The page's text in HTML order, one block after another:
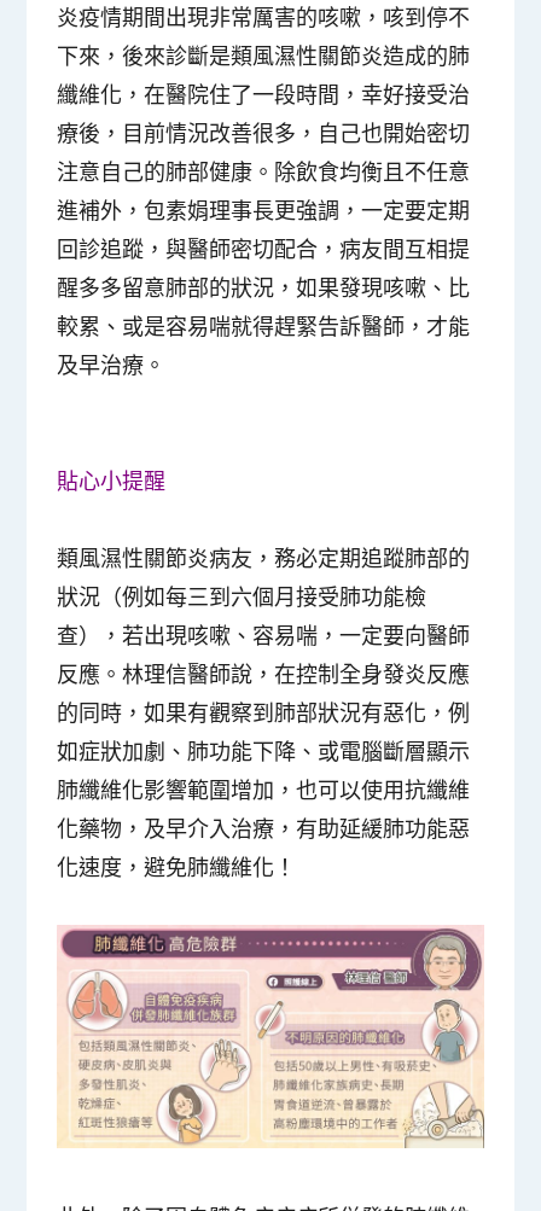
炎疫情期間出現非常厲害的咳嗽，咳到停不
下來，後來診斷是類風濕性關節炎造成的肺
纖維化，在醫院住了一段時間，幸好接受治
療後，目前情況改善很多，自己也開始密切
注意自己的肺部健康。除飲食均衡且不任意
進補外，包素娟理事長更強調，一定要定期
回診追蹤，與醫師密切配合，病友間互相提
醒多多留意肺部的狀況，如果發現咳嗽、比
較累、或是容易喘就得趕緊告訴醫師，才能
及早治療。
貼心小提醒
類風濕性關節炎病友，務必定期追蹤肺部的
狀況（例如每三到六個月接受肺功能檢
查），若出現咳嗽、容易喘，一定要向醫師
反應。林理信醫師說，在控制全身發炎反應
的同時，如果有觀察到肺部狀況有惡化，例
如症狀加劇、肺功能下降、或電腦斷層顯示
肺纖維化影響範圍增加，也可以使用抗纖維
化藥物，及早介入治療，有助延緩肺功能惡
化速度，避免肺纖維化！